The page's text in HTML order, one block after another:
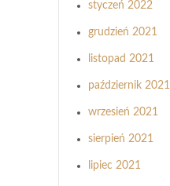
styczeń 2022
grudzień 2021
listopad 2021
październik 2021
wrzesień 2021
sierpień 2021
lipiec 2021